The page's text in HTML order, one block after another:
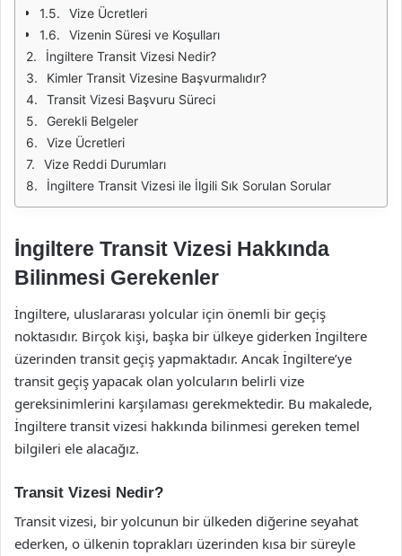
Vize Ücretleri
Vizenin Süresi ve Koşulları
İngiltere Transit Vizesi Nedir?
Kimler Transit Vizesine Başvurmalıdır?
Transit Vizesi Başvuru Süreci
Gerekli Belgeler
Vize Ücretleri
Vize Reddi Durumları
İngiltere Transit Vizesi ile İlgili Sık Sorulan Sorular
İngiltere Transit Vizesi Hakkında
Bilinmesi Gerekenler
İngiltere, uluslararası yolcular için önemli bir geçiş
noktasıdır. Birçok kişi, başka bir ülkeye giderken İngiltere
üzerinden transit geçiş yapmaktadır. Ancak İngiltere’ye
transit geçiş yapacak olan yolcuların belirli vize
gereksinimlerini karşılaması gerekmektedir. Bu makalede,
İngiltere transit vizesi hakkında bilinmesi gereken temel
bilgileri ele alacağız.
Transit Vizesi Nedir?
Transit vizesi, bir yolcunun bir ülkeden diğerine seyahat
ederken, o ülkenin toprakları üzerinden kısa bir süreyle